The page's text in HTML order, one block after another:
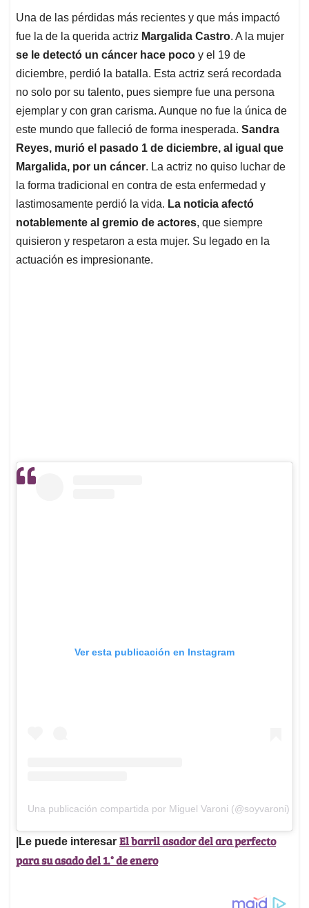
Una de las pérdidas más recientes y que más impactó
fue la de la querida actriz Margalida Castro. A la mujer
se le detectó un cáncer hace poco y el 19 de
diciembre, perdió la batalla. Esta actriz será recordada
no solo por su talento, pues siempre fue una persona
ejemplar y con gran carisma. Aunque no fue la única de
este mundo que falleció de forma inesperada. Sandra
Reyes, murió el pasado 1 de diciembre, al igual que
Margalida, por un cáncer. La actriz no quiso luchar de
la forma tradicional en contra de esta enfermedad y
lastimosamente perdió la vida. La noticia afectó
notablemente al gremio de actores, que siempre
quisieron y respetaron a esta mujer. Su legado en la
actuación es impresionante.
Ver esta publicación en Instagram
Una publicación compartida por Miguel Varoni (@soyvaroni)
|Le puede interesar El barril asador del ara perfecto
para su asado del 1.° de enero